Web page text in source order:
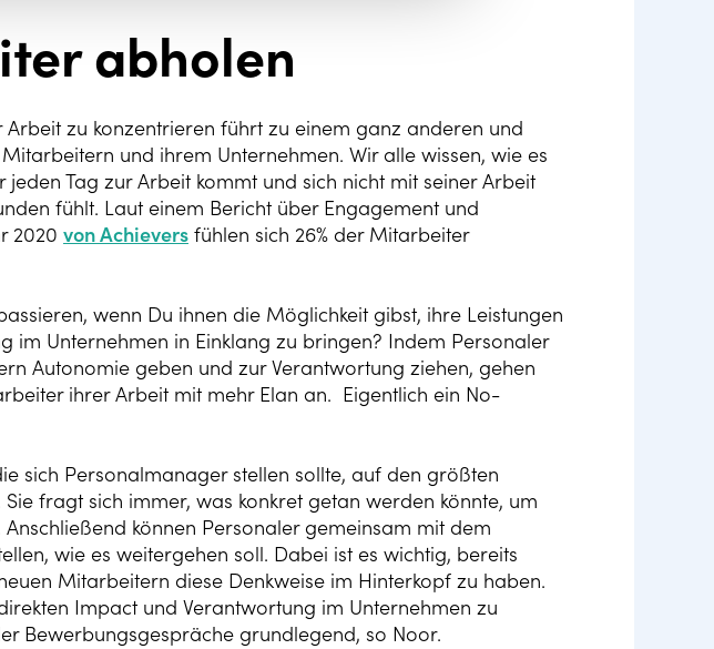
abholen
Arbeit zu konzentrieren führt zu einem ganz anderen und
und ihrem Unternehmen. Wir alle wissen, wie es
Tag zur Arbeit kommt und sich nicht mit seiner Arbeit
fühlt. Laut einem Bericht über Engagement und
2020 von Achievers fühlen sich 26% der Mitarbeiter
wenn Du ihnen die Möglichkeit gibst, ihre Leistungen
im Unternehmen in Einklang zu bringen? Indem Personaler
Autonomie geben und zur Verantwortung ziehen, gehen
ihrer Arbeit mit mehr Elan an. Eigentlich ein No-
sich Personalmanager stellen sollte, auf den größten
fragt sich immer, was konkret getan werden könnte, um
können Personaler gemeinsam mit dem
wie es weitergehen soll. Dabei ist es wichtig, bereits
Mitarbeitern diese Denkweise im Hinterkopf zu haben.
Impact und Verantwortung im Unternehmen zu
Bewerbungsgespräche grundlegend, so Noor.